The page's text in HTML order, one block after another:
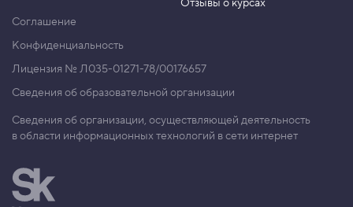
Отзывы о курсах
Соглашение
Конфиденциальность
Лицензия № Л035-01271-78/00176657
Сведения об образовательной организации
Сведения об организации, осуществляющей деятельность
в области информационных технологий в сети интернет